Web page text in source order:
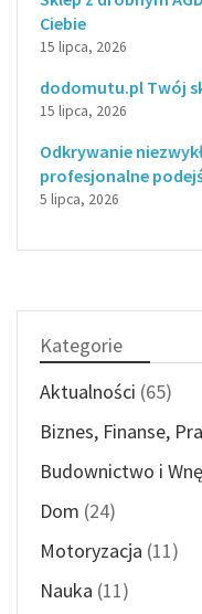
Ciebie
15 lipca, 2026
dodomutu.pl Twój
15 lipca, 2026
Odkrywanie
profesjonalne
5 lipca, 2026
Kategorie
Aktualności (65)
Biznes, Finanse,
Budownictwo i
Dom (24)
Motoryzacja (11)
Nauka (11)